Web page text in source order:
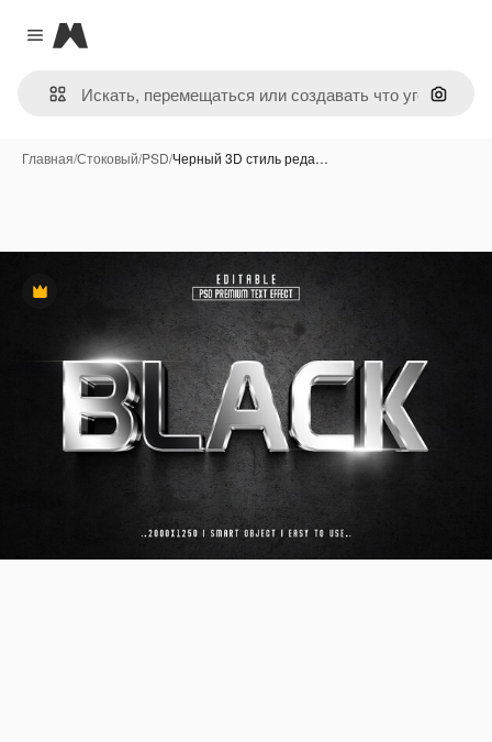
Close menu
Magnific
Поиск
Главная/Стоковый/PSD/Черный 3D стиль реда…
Премиум